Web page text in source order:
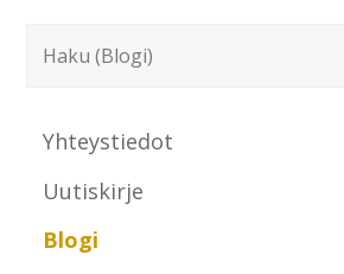
Yhteystiedot
Uutiskirje
Blogi